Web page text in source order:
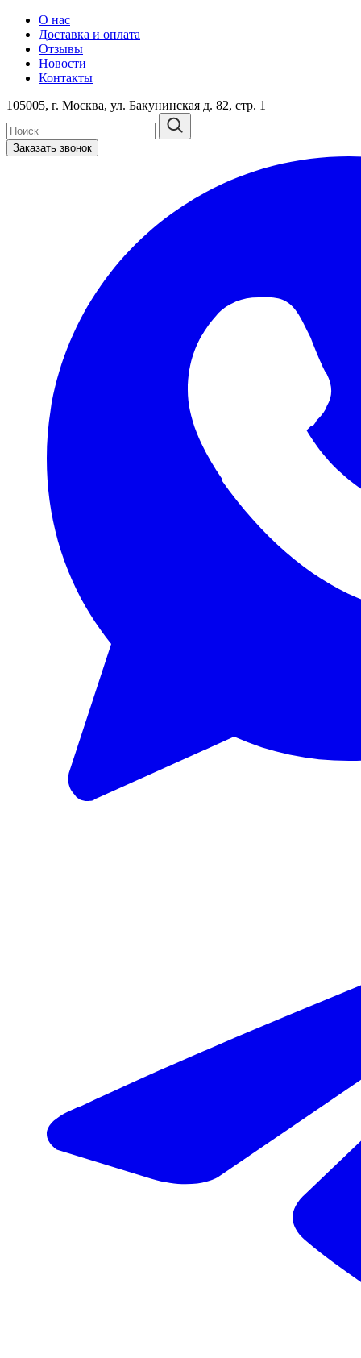
О нас
Доставка и оплата
Отзывы
Новости
Контакты
105005, г. Москва, ул. Бакунинская д. 82, стр. 1
Заказать звонок